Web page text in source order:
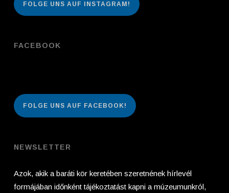
FOLGE UNS AUF INSTAGRAM!
FACEBOOK
FOLGE UNS AUF FACEBOOK!
NEWSLETTER
Azok, akik a baráti kör keretében szeretnének hírlevél
formájában időnként tájékoztatást kapni a múzeumunkról,